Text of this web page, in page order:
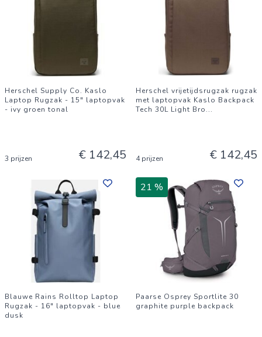
Herschel Supply Co. Kaslo
Laptop Rugzak - 15" laptopvak
- ivy groen tonal
3 prijzen € 142,45
Herschel vrijetijdsrugzak rugzak
met laptopvak Kaslo Backpack
Tech 30L Light Bro...
4 prijzen € 142,45
Blauwe Rains Rolltop Laptop
Rugzak - 16" laptopvak - blue
dusk
21 %
Paarse Osprey Sportlite 30
graphite purple backpack